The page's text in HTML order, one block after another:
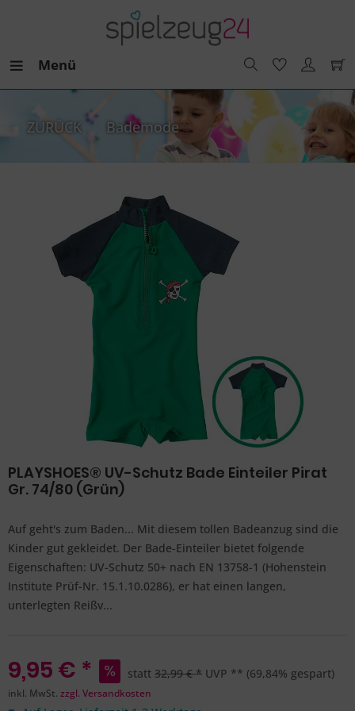
Menü
ZURÜCK Bademode
PLAYSHOES® UV-Schutz Bade Einteiler Pirat
Gr. 74/80 (Grün)
Auf geht's zum Baden... Mit diesem tollen Badeanzug sind die
Kinder gut gekleidet. Der Bade-Einteiler bietet folgende
Eigenschaften: UV-Schutz 50+ nach EN 13758-1 (Hohenstein
Institute Prüf-Nr. 15.1.10.0286), er hat einen langen,
unterlegten Reißv...
9,95 € * statt 32,99 € * UVP ** (69,84% gespart)
inkl. MwSt. zzgl. Versandkosten